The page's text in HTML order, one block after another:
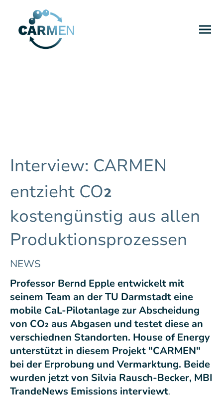
Interview: CARMEN
entzieht CO₂
kostengünstig aus allen
Produktionsprozessen
NEWS
Professor Bernd Epple entwickelt mit
seinem Team an der TU Darmstadt eine
mobile CaL-Pilotanlage zur Abscheidung
von CO₂ aus Abgasen und testet diese an
verschiednen Standorten. House of Energy
unterstützt in diesem Projekt "CARMEN"
bei der Erprobung und Vermarktung. Beide
wurden jetzt von Silvia Rausch-Becker, MBI
TrandeNews Emissions interviewt.